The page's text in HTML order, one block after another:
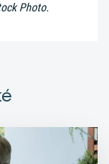
Photo.